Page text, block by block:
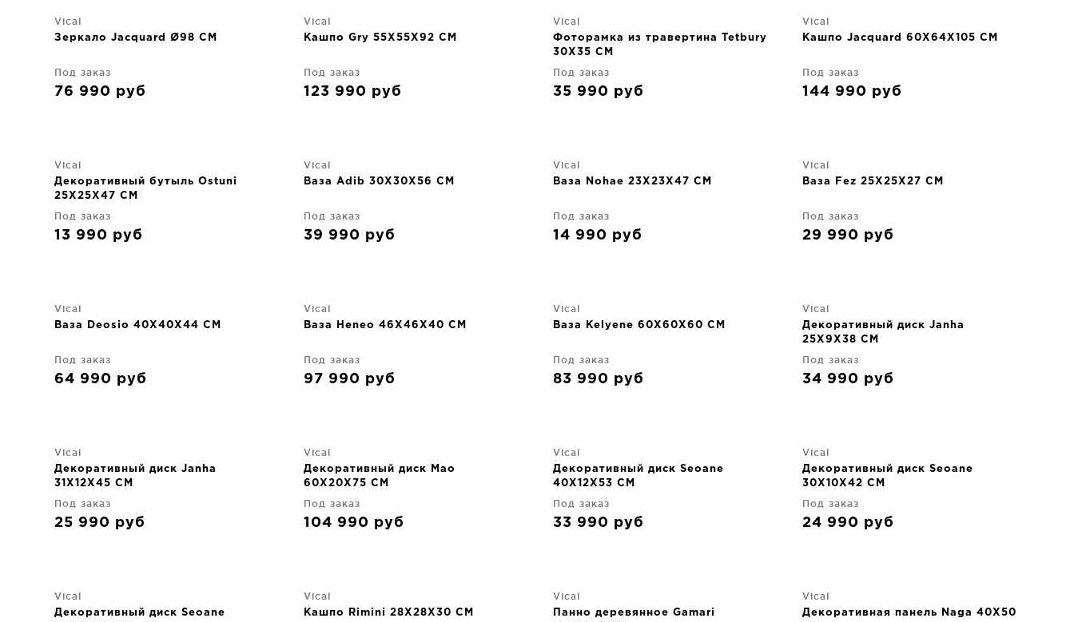
Vical
Зеркало Jacquard Ø98 CM
Под заказ
76 990 руб
Vical
Кашпо Gry 55X55X92 CM
Под заказ
123 990 руб
Vical
Фоторамка из травертина Tetbury
30X35 CM
Под заказ
35 990 руб
Vical
Кашпо Jacquard 60X64X105 CM
Под заказ
144 990 руб
Vical
Декоративный бутыль Ostuni
25X25X47 CM
Под заказ
13 990 руб
Vical
Ваза Adib 30X30X56 CM
Под заказ
39 990 руб
Vical
Ваза Nohae 23X23X47 CM
Под заказ
14 990 руб
Vical
Ваза Fez 25X25X27 CM
Под заказ
29 990 руб
Vical
Ваза Deosio 40X40X44 CM
Под заказ
64 990 руб
Vical
Ваза Heneo 46X46X40 CM
Под заказ
97 990 руб
Vical
Ваза Kelyene 60X60X60 CM
Под заказ
83 990 руб
Vical
Декоративный диск Janha
25X9X38 CM
Под заказ
34 990 руб
Vical
Декоративный диск Janha
31X12X45 CM
Под заказ
25 990 руб
Vical
Декоративный диск Mao
60X20X75 CM
Под заказ
104 990 руб
Vical
Декоративный диск Seoane
40X12X53 CM
Под заказ
33 990 руб
Vical
Декоративный диск Seoane
30X10X42 CM
Под заказ
24 990 руб
Vical
Декоративный диск Seoane
Vical
Кашпо Rimini 28X28X30 CM
Vical
Панно деревянное Gamari
Vical
Декоративная панель Naga 40X50